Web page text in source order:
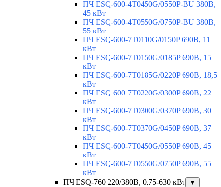
ПЧ ESQ-600-4T0450G/0550P-BU 380В,
45 кВт
ПЧ ESQ-600-4T0550G/0750P-BU 380В,
55 кВт
ПЧ ESQ-600-7T0110G/0150P 690В, 11
кВт
ПЧ ESQ-600-7T0150G/0185P 690В, 15
кВт
ПЧ ESQ-600-7T0185G/0220P 690В, 18,5
кВт
ПЧ ESQ-600-7T0220G/0300P 690В, 22
кВт
ПЧ ESQ-600-7T0300G/0370P 690В, 30
кВт
ПЧ ESQ-600-7T0370G/0450P 690В, 37
кВт
ПЧ ESQ-600-7T0450G/0550P 690В, 45
кВт
ПЧ ESQ-600-7T0550G/0750P 690В, 55
кВт
ПЧ ESQ-760 220/380В, 0,75-630 кВт
▼